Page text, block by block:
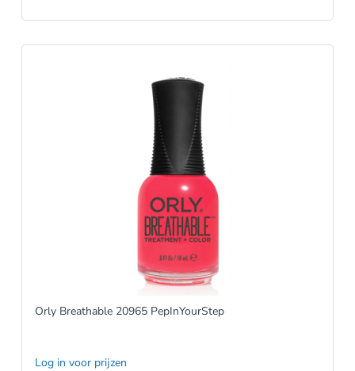
Orly Breathable 20965 PepInYourStep
Log in voor prijzen